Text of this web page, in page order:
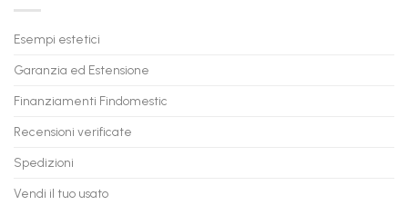
anche
a
in
con
Esempi estetici
Garanzia ed Estensione
Finanziamenti Findomestic
Recensioni verificate
Spedizioni
Vendi il tuo usato